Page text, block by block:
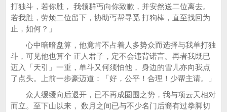
打独斗，若你胜， 我领群丐向你致歉，并安然送二位离去。
若我胜，劳烦二位留下，协助丐帮寻觅 打狗棒，直至找回为
止，如何？」
心中暗暗盘算，他竟肯不占着人多势众而选择与我单打独
斗，可见他也算个 正人君子，定不会违背诺言。再者我既已
迈入「天引」一重，单斗又何须怕他， 身边的雪儿亦向我点
了点头。上前一步豪迈道：「好，公平！合理！少帮主请。」
众人缓缓向后退开，已不再成圈围之势，我与项云天相对
而立。至下山以来， 数月之间已与不少名门后裔有过拳脚切